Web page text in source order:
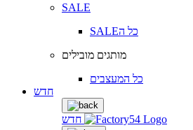
SALE
SALEכל ה
מותגים מובילים
כל המעצבים
חדש
חדש